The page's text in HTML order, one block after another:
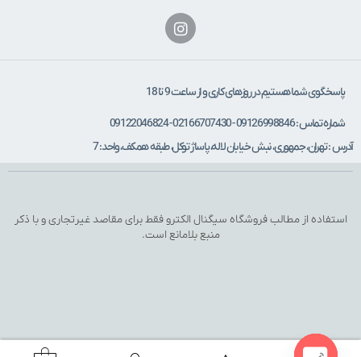
پاسخگوی شما هستیم در روزهای کاری و از ساعت 9 تا 18
شماره تماس : 09126998846 - 02166707430 - 09122046824
آدرس : تهران، جمهوری، نبش خیابان لاله، پاساژ توکل، طبقه همکف، واحد: 7
استفاده از مطالب فروشگاه سیگنال الکترو فقط برای مقاصد غیرتجاری و با ذکر
منبع بلامانع است.